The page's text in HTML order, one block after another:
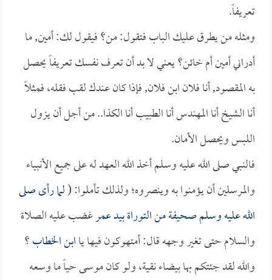
تعريفاً.
ومثله من يطرق عليك الباب فتقول: من؟ فيقول لك: أمين, ما
أدراني أمين أم خائن؟ يعني لا بد أن تعرف نفسك تعريفاً يحصل
به المقصود, أنا فلان ابن فلان, فإذا كان عندك لقب فقله، فمثلاً
أنا الشيخ أنا المهندس أنا الطبيب أنا الكذا.. من أجل أن يزول
اللبس ويحصل الأمان.
فالنبي صلى الله عليه وسلم أخذ الله العهد له على جميع الأنبياء
والمرسلين أن يؤمنوا به وينصروه؛ ولذلك تأملوا: (لما رأى صلى
الله عليه وسلم صحيفة من التوراة بيدعمرغضب عليه الصلاة
والسلام حتى تغير وجهه قال: أمتهوكون فيها ياابن الخطاب؟
والله لقد جئتكم بها بيضاء نقية، ولو كان موسى حياً ما وسعه